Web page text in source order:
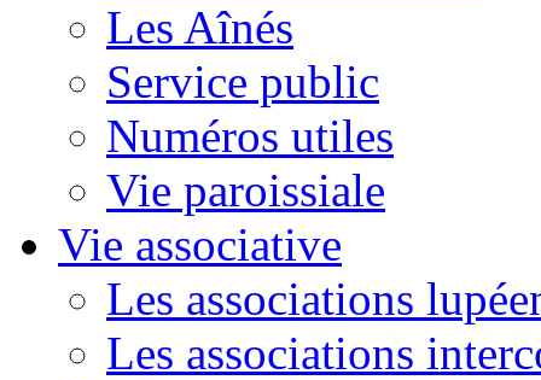
Les Aînés
Service public
Numéros utiles
Vie paroissiale
Vie associative
Les associations
Les associations